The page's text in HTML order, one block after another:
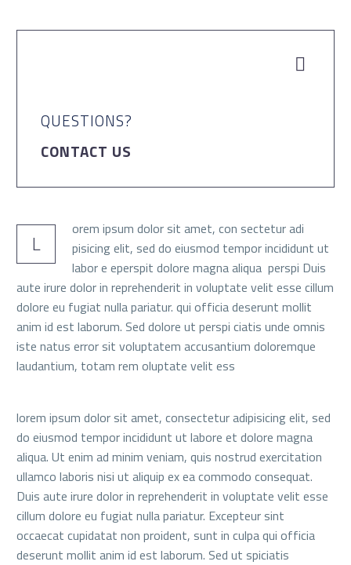


QUESTIONS?
CONTACT US
L
orem ipsum dolor sit amet, con sectetur adi
pisicing elit, sed do eiusmod tempor incididunt ut
labor e eperspit dolore magna aliqua perspi Duis
aute irure dolor in reprehenderit in voluptate velit esse cillum
dolore eu fugiat nulla pariatur. qui officia deserunt mollit
anim id est laborum. Sed dolore ut perspi ciatis unde omnis
iste natus error sit voluptatem accusantium doloremque
laudantium, totam rem oluptate velit ess
lorem ipsum dolor sit amet, consectetur adipisicing elit, sed
do eiusmod tempor incididunt ut labore et dolore magna
aliqua. Ut enim ad minim veniam, quis nostrud exercitation
ullamco laboris nisi ut aliquip ex ea commodo consequat.
Duis aute irure dolor in reprehenderit in voluptate velit esse
cillum dolore eu fugiat nulla pariatur. Excepteur sint
occaecat cupidatat non proident, sunt in culpa qui officia
deserunt mollit anim id est laborum. Sed ut spiciatis